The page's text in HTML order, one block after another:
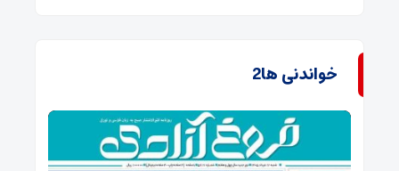
خواندنی ها2